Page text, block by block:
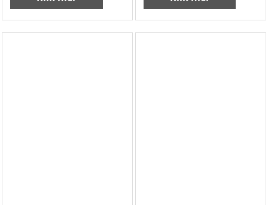
Klik hier Klik hier